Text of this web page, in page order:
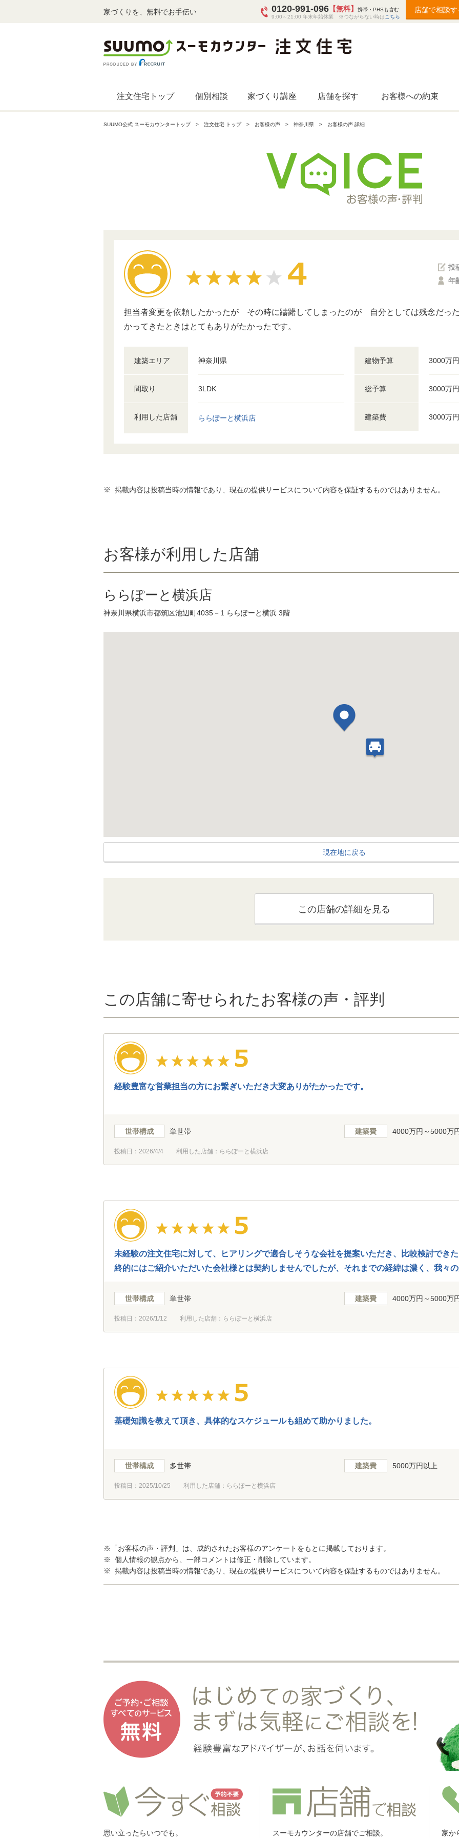
家づくりを、無料でお手伝い 0120-991-096 【無料】
携帯・PHSも含む
9:00～21:00 年末年始休業 ※つながらない時は こちら
店舗で相談す
注文住宅トップ 個別相談 家づくり講座 店舗を探す お客様への約束
SUUMO公式 スーモカウンタートップ 注文住宅 トップ お客様の声 神奈川県 お客様の声 詳細
投
年
担当者変更を依頼したかったが その時に躊躇してしまったのが 自分としては残念だっ
かってきたときはとてもありがたかったです。
建築エリア 神奈川県
間取り 3LDK
利用した店舗 ららぽーと横浜店
建物予算 3000万
総予算 3000万
建築費 3000万
※ 掲載内容は投稿当時の情報であり、現在の提供サービスについて内容を保証するものではありません。
お客様が利用した店舗
ららぽーと横浜店
神奈川県横浜市都筑区池辺町4035－1 ららぽーと横浜 3階
現在地に戻る
この店舗の詳細を見る
この店舗に寄せられたお客様の声・評判
経験豊富な営業担当の方にお繋ぎいただき大変ありがたかったです。
世帯構成 単世帯 建築費 4000万円～5000万
投稿日： 2026/4/4 利用した店舗：ららぽーと横浜店
未経験の注文住宅に対して、ヒアリングで適合しそうな会社を提案いただき、比較検討でき
終的にはご紹介いただいた会社様とは契約しませんでしたが、それまでの経緯は濃く、我々
世帯構成 単世帯 建築費 4000万円～5000万
投稿日： 2026/1/12 利用した店舗：ららぽーと横浜店
基礎知識を教えて頂き、具体的なスケジュールも組めて助かりました。
世帯構成 多世帯 建築費 5000万円以上
投稿日： 2025/10/25 利用した店舗：ららぽーと横浜店
※「お客様の声・評判」は、成約されたお客様のアンケートをもとに掲載しております。
※ 個人情報の観点から、一部コメントは修正・削除しています。
※ 掲載内容は投稿当時の情報であり、現在の提供サービスについて内容を保証するものではありません。
思い立ったらいつでも。 スーモカウンターの店舗でご相談。 家か